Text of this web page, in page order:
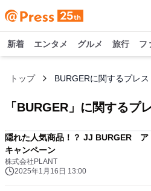
新着 エンタメ グルメ 旅行 フ
トップ BURGERに関するプレス
「 BURGER 」に関するプ
隠れた人気商品！？ JJ BURGER ア
キャンペーン
株式会社PLANT
2025年1月16日 13:00